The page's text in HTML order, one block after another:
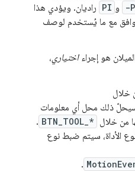
- و PI راديان. ويؤدي هذا
مع ما يُستخدم لوصف
هو إجراءاختياري،
خلال
ذلك محل أي معلومات
من خلال BTN_TOOL_*
.
الأداة، سيتم ضبط نوع
.